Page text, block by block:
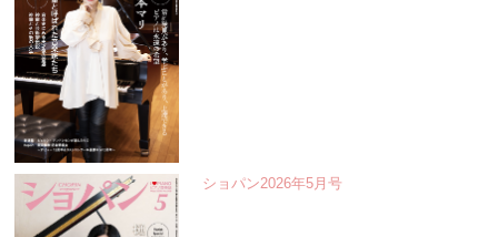
ショパン2026年5月号